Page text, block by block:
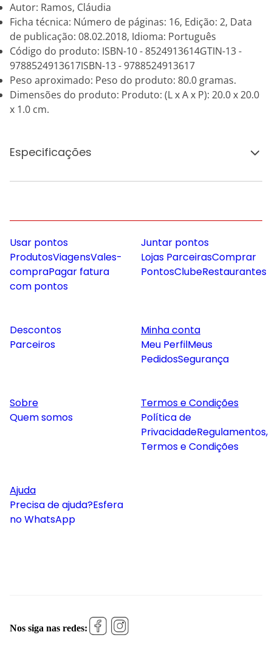
Autor: Ramos, Cláudia
Ficha técnica: Número de páginas: 16, Edição: 2, Data
de publicação: 08.02.2018, Idioma: Português
Código do produto: ISBN-10 - 8524913614GTIN-13 -
9788524913617ISBN-13 - 9788524913617
Peso aproximado: Peso do produto: 80.0 gramas.
Dimensões do produto: Produto: (L x A x P): 20.0 x 20.0
x 1.0 cm.
Especificações
Usar pontos
ProdutosViagensVales-
compraPagar fatura
com pontos
Juntar pontos
Lojas ParceirasComprar
PontosClubeRestaurantes
Descontos
Parceiros
Minha conta
Meu PerfilMeus
PedidosSegurança
Sobre
Quem somos
Termos e Condições
Política de
PrivacidadeRegulamentos,
Termos e Condições
Ajuda
Precisa de ajuda?Esfera
no WhatsApp
Nos siga nas redes: